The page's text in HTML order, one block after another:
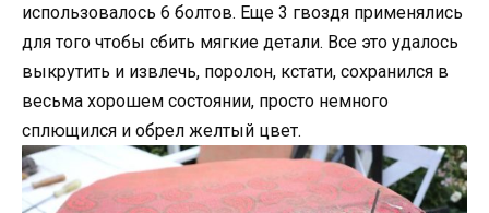
использовалось 6 болтов. Еще 3 гвоздя применялись
для того чтобы сбить мягкие детали. Все это удалось
выкрутить и извлечь, поролон, кстати, сохранился в
весьма хорошем состоянии, просто немного
сплющился и обрел желтый цвет.